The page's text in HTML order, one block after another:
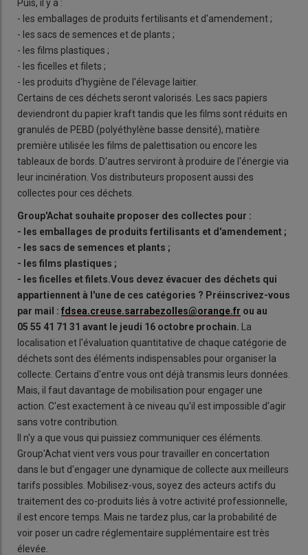
Puis, il y a :
- les emballages de produits fertilisants et d'amendement ;
- les sacs de semences et de plants ;
- les films plastiques ;
- les ficelles et filets ;
- les produits d'hygiène de l'élevage laitier.
Certains de ces déchets seront valorisés. Les sacs papiers
deviendront du papier kraft tandis que les films sont réduits en
granulés de PEBD (polyéthylène basse densité), matière
première utilisée les films de palettisation ou encore les
tableaux de bords. D'autres serviront à produire de l'énergie via
leur incinération. Vos distributeurs proposent aussi des
collectes pour ces déchets.
Group'Achat souhaite proposer des collectes pour :
- les emballages de produits fertilisants et d'amendement ;
- les sacs de semences et plants ;
- les films plastiques ;
- les ficelles et filets.Vous devez évacuer des déchets qui
appartiennent à l'une de ces catégories ? Préinscrivez-vous
par mail : fdsea.creuse.sarrabezolles@orange.fr ou au
05 55 41 71 31 avant le jeudi 16 octobre prochain. La
localisation et l'évaluation quantitative de chaque catégorie de
déchets sont des éléments indispensables pour organiser la
collecte. Certains d'entre vous ont déjà transmis leurs données.
Mais, il faut davantage de mobilisation pour engager une
action. C'est exactement à ce niveau qu'il est impossible d'agir
sans votre contribution.
Il n'y a que vous qui puissiez communiquer ces éléments.
Group'Achat vient vers vous pour travailler en concertation
dans le but d'engager une dynamique de collecte aux meilleurs
tarifs possibles. Mobilisez-vous, soyez des acteurs actifs du
traitement des co-produits liés à votre activité professionnelle,
il est encore temps. Mais ne tardez plus, car la probabilité de
voir poser un cadre réglementaire supplémentaire est très
élevée.